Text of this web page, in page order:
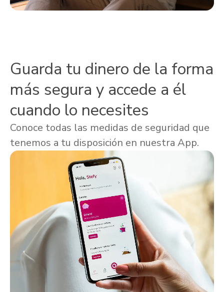
Guarda tu dinero de la forma
más segura y accede a él
cuando lo necesites
Conoce todas las medidas de seguridad que
tenemos a tu disposición en nuestra App.